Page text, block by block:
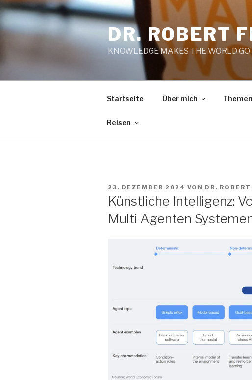
Zum
Inhalt
springen
DR. ROBERT
KNOWLEDGE MAKES THE WORLD
Startseite Über mich Themen
Reisen
VERÖFFENTLICHT
23. DEZEMBER 2024 VON DR. ROBERT
Künstliche Intelligenz:
Multi Agenten